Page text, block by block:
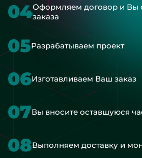
04Оформляем договор и Вы
заказа
05Разрабатываем проект
06Изготавливаем Ваш заказ
07Вы вносите оставшуюся
08Выполняем доставку и